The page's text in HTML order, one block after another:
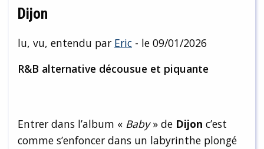
Dijon
lu, vu, entendu par Eric - le 09/01/2026
R&B alternative décousue et piquante
Entrer dans l’album « Baby» de Dijon c’est
comme s’enfoncer dans un labyrinthe plongé